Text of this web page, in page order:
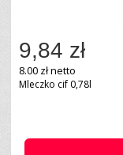
9,84 zł
8.00 zł netto
Mleczko cif 0,78l